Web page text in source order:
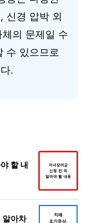
신경 압박 외
의 문제일 수
수 있으므로
.
할 내
알아차